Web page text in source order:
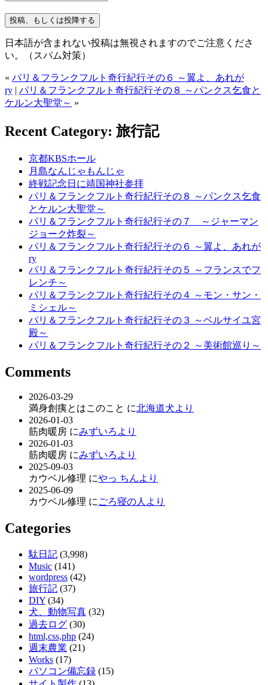
日本語が含まれない投稿は無視されますのでご注意くださ
い。（スパム対策）
« パリ＆フランクフルト奇行紀行その６ ～翼よ、あれが
ry | パリ＆フランクフルト奇行紀行その８ ～パンクス乞食と
ケルン大聖堂～ »
Recent Category: 旅行記
京都KBSホール
月島なんじゃもんじゃ
終戦記念日に靖国神社参拝
パリ＆フランクフルト奇行紀行その８ ～パンクス乞食
とケルン大聖堂～
パリ＆フランクフルト奇行紀行その７ ～ジャーマン
ジョーク炸裂～
パリ＆フランクフルト奇行紀行その６ ～翼よ、あれが
ry
パリ＆フランクフルト奇行紀行その５ ～フランスでフ
レンチ～
パリ＆フランクフルト奇行紀行その４ ～モン・サン・
ミシェル～
パリ＆フランクフルト奇行紀行その３ ～ベルサイユ宮
殿～
パリ＆フランクフルト奇行紀行その２ ～美術館巡り～
Comments
2026-03-29
満身創痍とはこのこと に北海道犬より
2026-01-03
筋肉暖房 にみずいろより
2026-01-03
筋肉暖房 にみずいろより
2025-09-03
カウベル修理 にやっ ちんより
2025-06-09
カウベル修理 にごろ寝の人より
Categories
駄日記 (3,998)
Music (141)
wordpress (42)
旅行記 (37)
DIY (34)
犬、動物写真 (32)
過去ログ (30)
html,css,php (24)
週末農業 (21)
Works (17)
パソコン備忘録 (15)